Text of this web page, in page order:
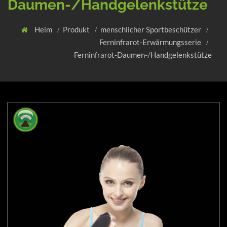
Daumen-/Handgelenkstütze
Heim Produkt
menschlicher Sportbeschützer
Ferninfrarot-Erwärmungsserie
Ferninfrarot-Daumen-/Handgelenkstütze